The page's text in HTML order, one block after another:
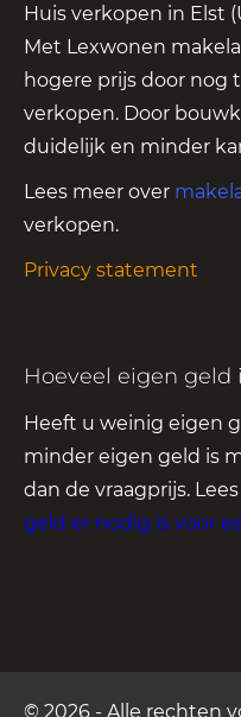
Huis verkopen in Elst
Met Lexwonen
hogere prijs door nog
verkopen. Door
duidelijk en minder
Lees meer over
verkopen.
Privacy statement
Hoeveel eigen
Heeft u weinig eigen
minder eigen geld is
dan de vraagprijs.
geld er nodig is voor
© 2026 - Alle rechten